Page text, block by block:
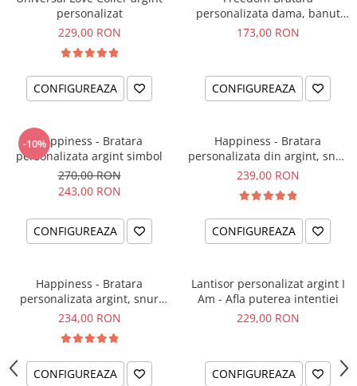
personalizat
229,00 RON
CONFIGUREAZA
personalizata dama, banut
argint, snur reglabil
173,00 RON
CONFIGUREAZA
-10%Happiness - Bratara
personalizata argint simbol
270,00 RON
243,00 RON
CONFIGUREAZA
Happiness - Bratara
personalizata din argint, snur
dublu piele, simbol
239,00 RON
CONFIGUREAZA
Happiness - Bratara
personalizata argint, snur
impletit piele simbol
234,00 RON
CONFIGUREAZA
Lantisor personalizat argint I
Am - Afla puterea intentiei
229,00 RON
CONFIGUREAZA